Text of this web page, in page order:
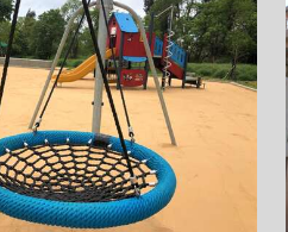
地遺跡和美味的金門高粱
金門都是一個理想的旅遊勝
與魅力！